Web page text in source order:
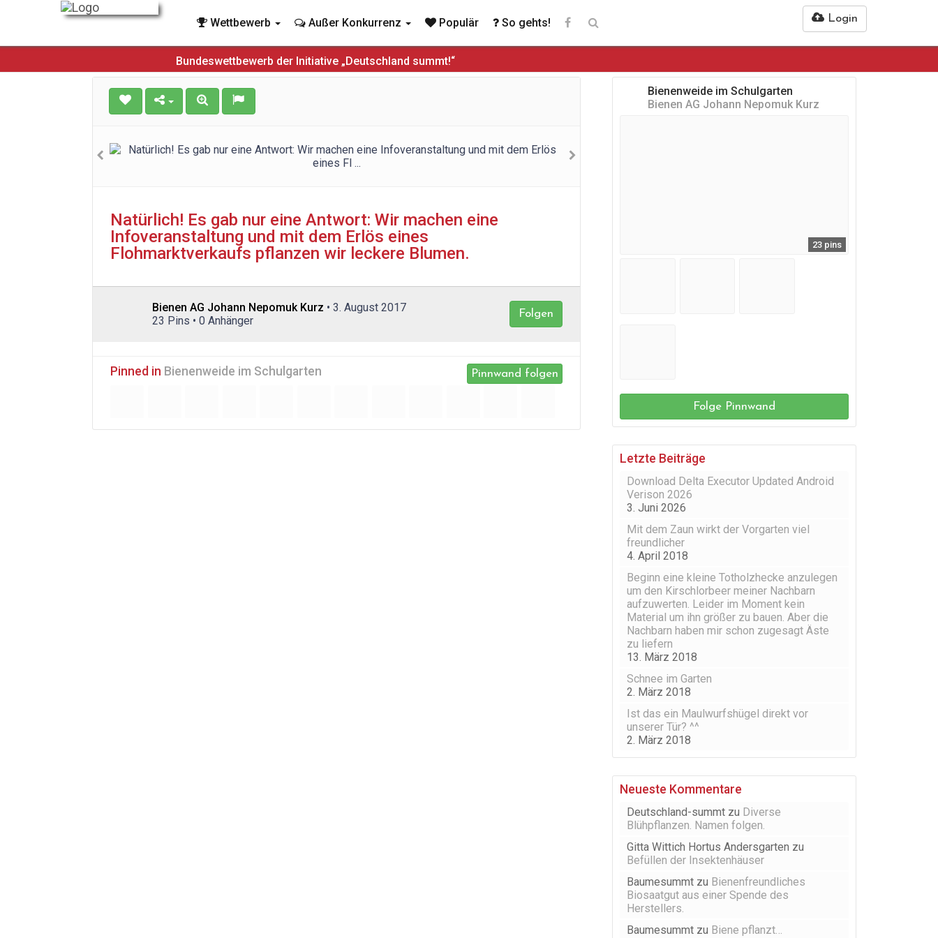
Login
Wettbewerb Außer Konkurrenz Populär So gehts!
Bundeswettbewerb der Initiative „Deutschland summt!“
Natürlich! Es gab nur eine Antwort: Wir machen eine
Infoveranstaltung und mit dem Erlös eines
Flohmarktverkaufs pflanzen wir leckere Blumen.
Folgen
Bienen AG Johann Nepomuk Kurz • 3. August 2017
23 Pins • 0 Anhänger
Pinnwand folgen
Pinned in Bienenweide im Schulgarten
Bienenweide im Schulgarten
Bienen AG Johann Nepomuk Kurz
23 pins
Folge Pinnwand
Letzte Beiträge
Download Delta Executor Updated Android
Verison 2026
3. Juni 2026
Mit dem Zaun wirkt der Vorgarten viel
freundlicher
4. April 2018
Beginn eine kleine Totholzhecke anzulegen
um den Kirschlorbeer meiner Nachbarn
aufzuwerten. Leider im Moment kein
Material um ihn größer zu bauen. Aber die
Nachbarn haben mir schon zugesagt Äste
zu liefern
13. März 2018
Schnee im Garten
2. März 2018
Ist das ein Maulwurfshügel direkt vor
unserer Tür? ^^
2. März 2018
Neueste Kommentare
Deutschland-summt zu Diverse
Blühpflanzen. Namen folgen.
Gitta Wittich Hortus Andersgarten zu
Befüllen der Insektenhäuser
Baumesummt zu Bienenfreundliches
Biosaatgut aus einer Spende des
Herstellers.
Baumesummt zu Biene pflanzt…